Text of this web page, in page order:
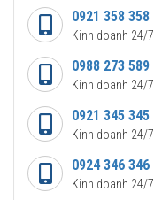
0921 358 358
Kinh doanh 24/7
0988 273 589
Kinh doanh 24/7
0921 345 345
Kinh doanh 24/7
0924 346 346
Kinh doanh 24/7